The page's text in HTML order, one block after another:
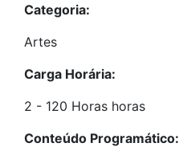
Categoria:
Artes
Carga Horária:
2 - 120 Horas horas
Conteúdo Programático: